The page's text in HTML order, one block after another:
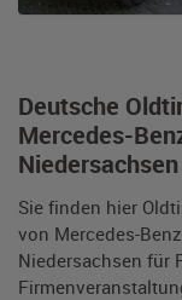
Deutsche
Mercedes-
Niedersachsen
Sie finden hier
von Mercedes-
Niedersachsen für